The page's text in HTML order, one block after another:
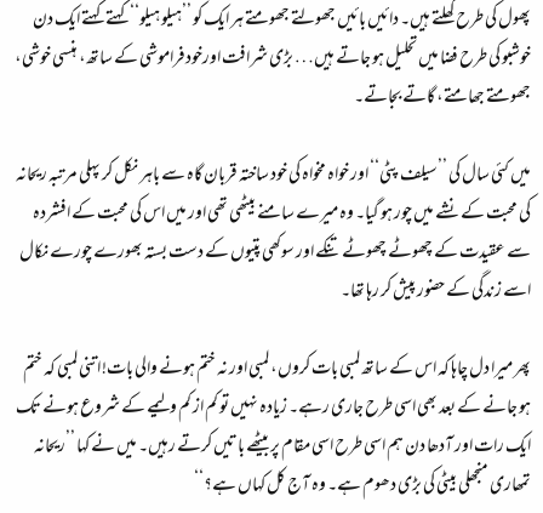
پھول کی طرح کھلتے ہیں۔ دائیں بائیں جھولتے جھومتے ہر ایک کو ’’ہیلو ہیلو‘‘ کہتے کہتے ایک دن
خوشبو کی طرح فضا میں تحلیل ہو جاتے ہیں… بڑی شرافت اورخودفراموشی کے ساتھ، ہنسی خوشی،
جھومتے جھامتے، گاتے بجاتے۔
میں کئی سال کی ’’سیلف پٹی‘‘ اور خواہ مخواہ کی خود ساختہ قربان گاہ سے باہر نکل کر پہلی مرتبہ ریحانہ
کی محبت کے نشے میں چور ہو گیا۔ وہ میرے سامنے بیٹھی تھی اور میں اس کی محبت کے افشردہ
سے عقیدت کے چھوٹے چھوٹے تنکے اور سوکھی پتیوں کے دست بستہ بھورے چورے نکال
اسے زندگی کے حضور پیش کر رہا تھا۔
پھر میرا دل چاہا کہ اس کے ساتھ لمبی بات کروں، لمبی اور نہ ختم ہونے والی بات! اتنی لمبی کہ ختم
ہو جانے کے بعد بھی اسی طرح جاری رہے۔ زیادہ نہیں تو کم از کم ولیمے کے شروع ہونے تک
ایک رات اور آدھا دن ہم اسی طرح اسی مقام پر بیٹھے باتیں کرتے رہیں۔ میں نے کہا ’’ریحانہ
تمھاری منجھلی بیٹی کی بڑی دھوم ہے۔ وہ آج کل کہاں ہے؟‘‘